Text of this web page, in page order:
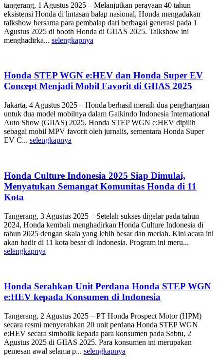
tangerang, 1 Agustus 2025 – Melanjutkan perayaan 40 tahun
eksistensi Honda di lintasan balap nasional, Honda mengadakan
talkshow bersama para pembalap dari berbagai generasi pada 1
Agustus 2025 di booth Honda di GIIAS 2025. Talkshow ini
menghadirka... selengkapnya
Honda STEP WGN e:HEV dan Honda Super EV
Concept Menjadi Mobil Favorit di GIIAS 2025
Jakarta, 4 Agustus 2025 – Honda berhasil meraih dua penghargaan
untuk dua model mobilnya dalam Gaikindo Indonesia International
Auto Show (GIIAS) 2025. Honda STEP WGN e:HEV dipilih
sebagai mobil MPV favorit oleh jurnalis, sementara Honda Super
EV C... selengkapnya
Honda Culture Indonesia 2025 Siap Dimulai,
Menyatukan Semangat Komunitas Honda di 11
Kota
Tangerang, 3 Agustus 2025 – Setelah sukses digelar pada tahun
2024, Honda kembali menghadirkan Honda Culture Indonesia di
tahun 2025 dengan skala yang lebih besar dan meriah. Kini acara ini
akan hadir di 11 kota besar di Indonesia. Program ini meru...
selengkapnya
Honda Serahkan Unit Perdana Honda STEP WGN
e:HEV kepada Konsumen di Indonesia
Tangerang, 2 Agustus 2025 – PT Honda Prospect Motor (HPM)
secara resmi menyerahkan 20 unit perdana Honda STEP WGN
e:HEV secara simbolik kepada para konsumen pada Sabtu, 2
Agustus 2025 di GIIAS 2025. Para konsumen ini merupakan
pemesan awal selama p... selengkapnya